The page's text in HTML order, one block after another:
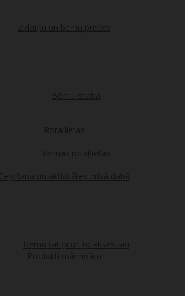
Zīdaiņu un bērnu preces
Bērnu istaba
Rotaļlietas
Vannas rotaļlietas
un aktivitātes brīvā dabā
Bērnu ratiņi un to aksesuāri
Produkti māmiņām